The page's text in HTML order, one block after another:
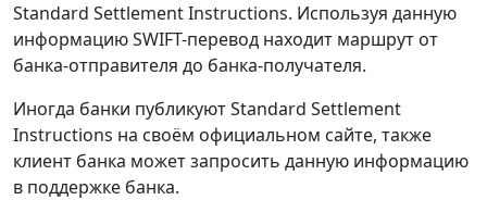
Standard Settlement Instructions. Используя данную
информацию SWIFT-перевод находит маршрут от
банка-отправителя до банка-получателя.
Иногда банки публикуют Standard Settlement
Instructions на своём официальном сайте, также
клиент банка может запросить данную информацию
в поддержке банка.